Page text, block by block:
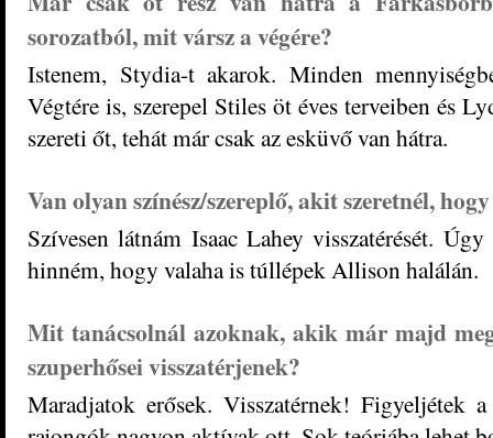
sorozatból, mit vársz a végére?
Istenem, Stydia-t akarok. Minden
Végtére is, szerepel Stiles öt éves terveiben és
szereti őt, tehát már csak az esküvő van hátra.
Van olyan színész/szereplő, akit szeretnél,
Szívesen látnám Isaac Lahey visszatérését.
hinném, hogy valaha is túllépek Allison halálán.
Mit tanácsolnál azoknak, akik már majd
szuperhősei visszatérjenek?
Maradjatok erősek. Visszatérnek! Figyeljétek